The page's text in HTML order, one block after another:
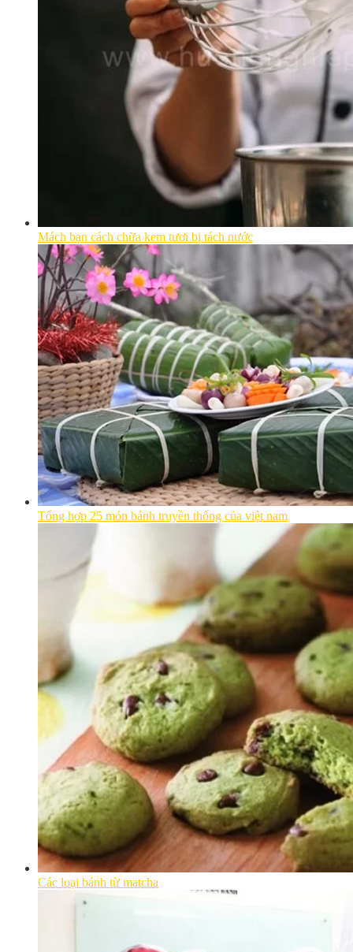
Mách bạn cách chữa kem tươi bị tách nước
Tổng hợp 25 món bánh truyền thống của việt nam
Các loại bánh từ matcha